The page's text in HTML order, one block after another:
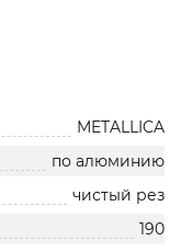
METALLICA
по алюминию
чистый рез
190